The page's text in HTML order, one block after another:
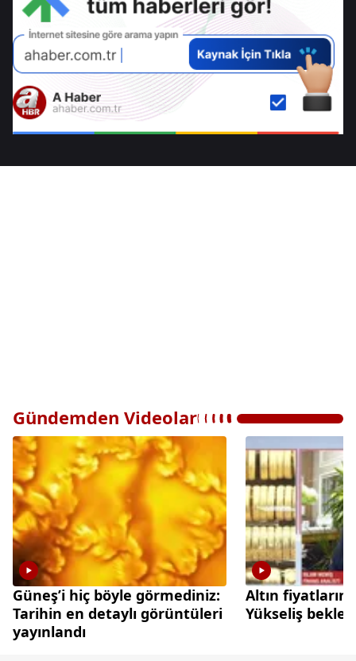
Gündemden Videolar
Güneş’i hiç böyle görmediniz:
Tarihin en detaylı görüntüleri
yayınlandı
Altın
Yükseliş